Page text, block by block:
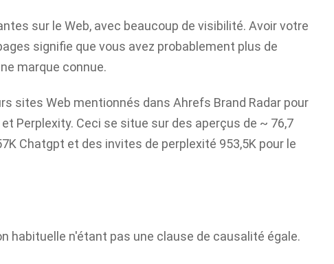
sur le Web, avec beaucoup de visibilité. Avoir votre
signifie que vous avez probablement plus de
marque connue.
sites Web mentionnés dans Ahrefs Brand Radar pour
Perplexity. Ceci se situe sur des aperçus de ~ 76,7
Chatgpt et des invites de perplexité 953,5K pour le
habituelle n'étant pas une clause de causalité égale.